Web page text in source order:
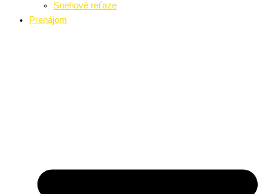
Snehové reťaze
Prenájom